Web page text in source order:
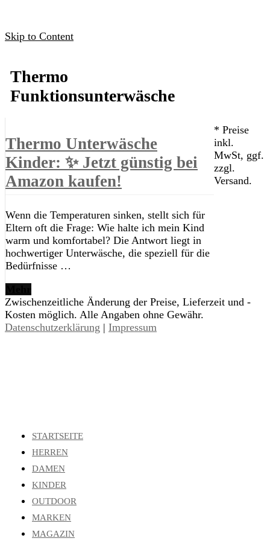
Skip to Content
Thermo
Funktionsunterwäsche
Thermo Unterwäsche
Kinder: ✨ Jetzt günstig bei
Amazon kaufen!
Wenn die Temperaturen sinken, stellt sich für
Eltern oft die Frage: Wie halte ich mein Kind
warm und komfortabel? Die Antwort liegt in
hochwertiger Unterwäsche, die speziell für die
Bedürfnisse …
* Preise
inkl.
MwSt, ggf.
zzgl.
Versand.
Zwischenzeitliche Änderung der Preise, Lieferzeit und -
Kosten möglich. Alle Angaben ohne Gewähr.
Datenschutzerklärung | Impressum
STARTSEITE
HERREN
DAMEN
KINDER
OUTDOOR
MARKEN
MAGAZIN